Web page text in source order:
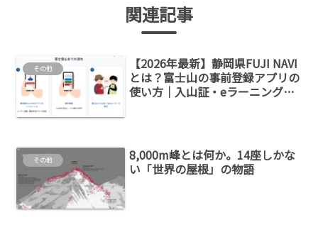
関連記事
その他
【2026年最新】静岡県FUJI NAVI
とは？富士山の事前登録アプリの
使い方｜入山証・eラーニング・
その他
8,000m峰とは何か。14座しかな
い「世界の屋根」の物語